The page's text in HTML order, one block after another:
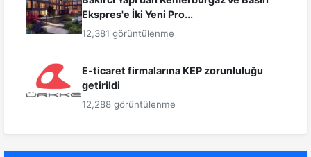
Ekspres'e İki Yeni Pro...
12,381 görüntülenme
E-ticaret firmalarına KEP zorunluluğu
getirildi
12,288 görüntülenme